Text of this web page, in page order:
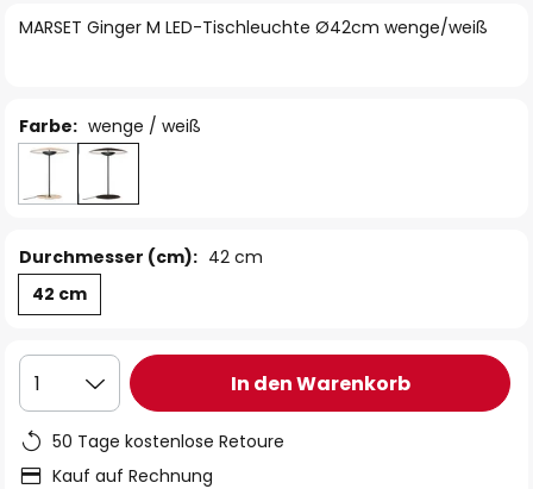
MARSET Ginger M LED-Tischleuchte Ø42cm wenge/weiß
Farbe: wenge / weiß
Durchmesser (cm): 42 cm
42 cm
1 In den Warenkorb
50 Tage kostenlose Retoure
Kauf auf Rechnung